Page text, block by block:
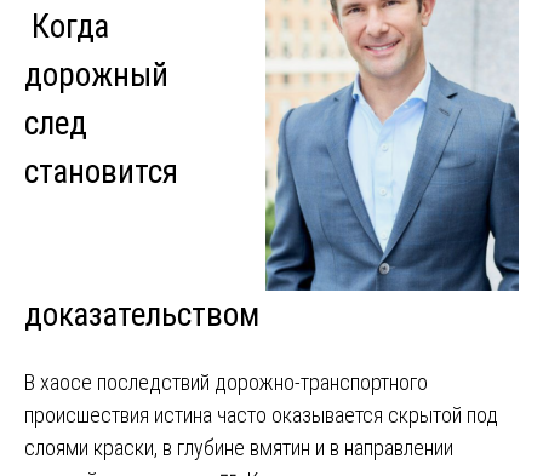
Когда
дорожный
след
становится
доказательством
В хаосе последствий дорожно-транспортного
происшествия истина часто оказывается скрытой под
слоями краски, в глубине вмятин и в направлении